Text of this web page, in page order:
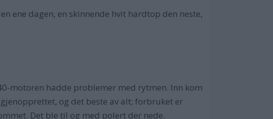
ene dagen, en skinnende hvit hardtop den neste,
motoren hadde problemer med rytmen. Inn kom
og det beste av alt; forbruket er
Det ble til og med polert der nede.